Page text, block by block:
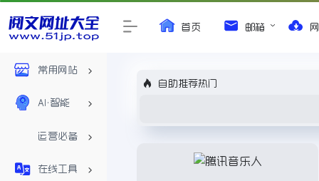
常用网站
AI•智能
运营必备
在线工具
首页 邮箱
自助推荐热门